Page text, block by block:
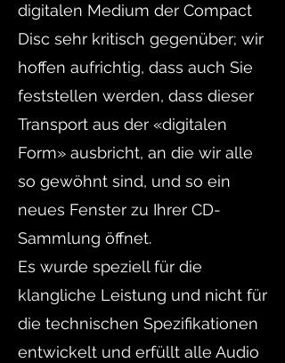
digitalen Medium der Compact
Disc sehr kritisch gegenüber; wir
hoffen aufrichtig, dass auch Sie
feststellen werden, dass dieser
Transport aus der «digitalen
Form» ausbricht, an die wir alle
so gewöhnt sind, und so ein
neues Fenster zu Ihrer CD-
Sammlung öffnet.
Es wurde speziell für die
klangliche Leistung und nicht für
die technischen Spezifikationen
entwickelt und erfüllt alle Audio